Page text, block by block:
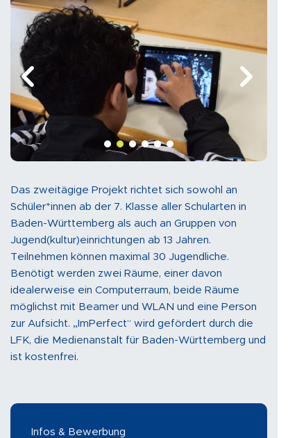
Das zweitägige Projekt richtet sich sowohl an
Schüler*innen ab der 7. Klasse aller Schularten in
Baden-Württemberg als auch an Gruppen von
Jugend(kultur)einrichtungen ab 13 Jahren.
Teilnehmen können maximal 30 Jugendliche.
Benötigt werden zwei Räume, einer davon
idealerweise ein Computerraum, beide Räume
möglichst mit Beamer und WLAN und eine Person
zur Aufsicht. „ImPerfect“ wird gefördert durch die
LFK, die Medienanstalt für Baden-Württemberg und
ist kostenfrei.
Infos & Bewerbung